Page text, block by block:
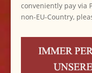
conveniently pay via
non-EU-Country,